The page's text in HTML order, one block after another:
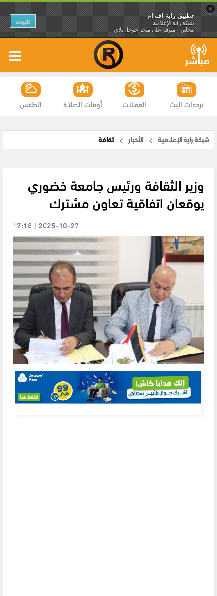
×
تطبيق راية اف ام
شبكة راية الإعلامية
مجاني - متوفر على متجر جوجل بلاي
تثبيت
الطقس أوقات الصلاة العملات ترددات البث
شبكة راية الإعلامية الأخبار ثقافة
وزير الثقافة ورئيس جامعة خضوري
يوقعان اتفاقية تعاون مشترك
2025-10-27 | 17:18